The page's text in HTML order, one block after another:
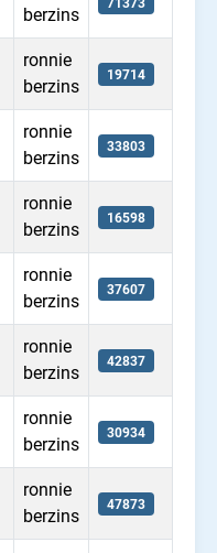
berzins
ronnie
berzins
19714
ronnie
berzins
33803
ronnie
berzins
16598
ronnie
berzins
37607
ronnie
berzins
42837
ronnie
berzins
30934
ronnie
berzins
47873